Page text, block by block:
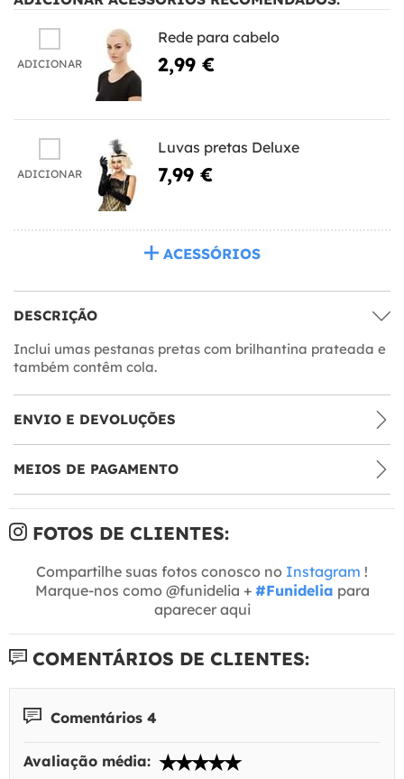
ADICIONAR
Rede para cabelo
2,99 €
ADICIONAR
Luvas pretas Deluxe
7,99 €
ACESSÓRIOS
DESCRIÇÃO
Inclui umas pestanas pretas com brilhantina prateada e
também contêm cola.
ENVIO E DEVOLUÇÕES
MEIOS DE PAGAMENTO
FOTOS DE CLIENTES:
Compartilhe suas fotos conosco no Instagram !
Marque-nos como @funidelia + #Funidelia para
aparecer aqui
COMENTÁRIOS DE CLIENTES:
Comentários 4
Avaliação média: